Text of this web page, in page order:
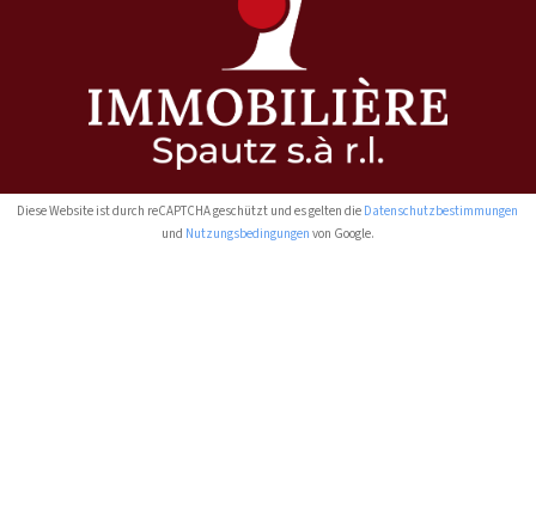
Diese Website ist durch reCAPTCHA geschützt und es gelten die Datenschutzbestimmungen
und Nutzungsbedingungen von Google.